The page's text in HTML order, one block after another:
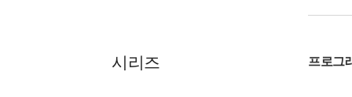
시리즈 프로그